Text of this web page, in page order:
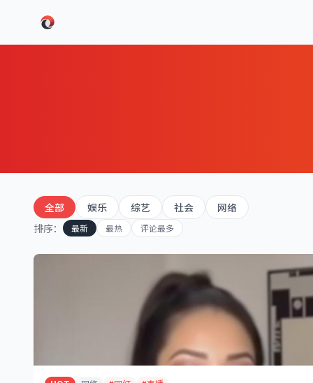
全部 娱乐 综艺 社会
网络
排序：
最新 最热 评论最多